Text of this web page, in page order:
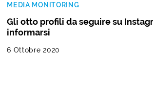
MEDIA MONITORING
Gli otto profili da seguire su
informarsi
6 Ottobre 2020